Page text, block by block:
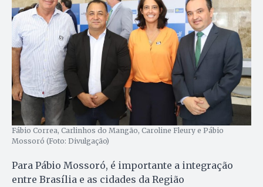
Fábio Correa, Carlinhos do Mangão, Caroline Fleury e Pábio
Mossoró (Foto: Divulgação)
Para Pábio Mossoró, é importante a integração
entre Brasília e as cidades da Região